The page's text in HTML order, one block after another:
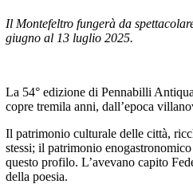
Il Montefeltro fungerà da
giugno al 13 luglio 2025.
La 54° edizione di Pennabilli
copre tremila anni, dall’epoca
Il patrimonio culturale delle città,
stessi; il patrimonio
questo profilo. L’avevano capito
della poesia.